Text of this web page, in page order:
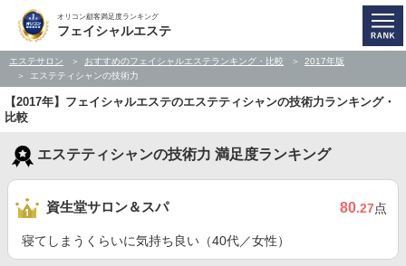
オリコン顧客満足度ランキング
フェイシャルエステ
エステサロン おすすめのフェイシャルエステランキング・比較
2017年版
エステティシャンの技術力
【2017年】フェイシャルエステのエステティシャンの技術力ランキング・
比較
エステティシャンの技術力 満足度ランキング
資生堂サロン＆スパ 80.27点
寝てしまうくらいに気持ち良い（40代／女性）